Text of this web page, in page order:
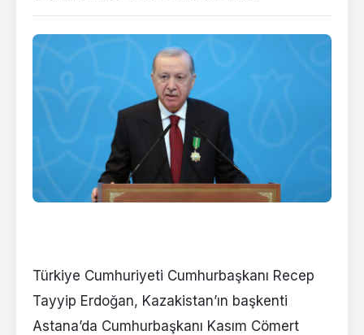
Türkiye Cumhuriyeti Cumhurbaşkanı Recep
Tayyip Erdoğan, Kazakistan’ın başkenti
Astana’da Cumhurbaşkanı Kasım Cömert